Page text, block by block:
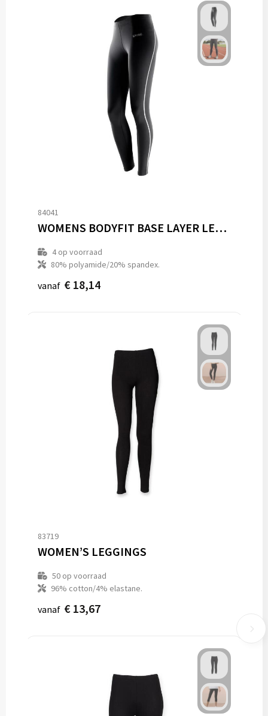
84041
WOMENS BODYFIT BASE LAYER LEGGINGS
4op voorraad
80% polyamide/20% spandex.
vanaf € 18,14
83719
WOMEN’S LEGGINGS
50op voorraad
96% cotton/4% elastane.
vanaf € 13,67